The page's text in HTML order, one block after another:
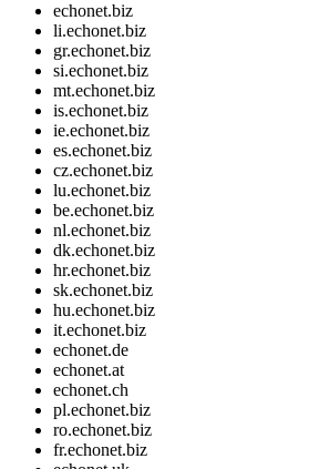
echonet.biz
li.echonet.biz
gr.echonet.biz
si.echonet.biz
mt.echonet.biz
is.echonet.biz
ie.echonet.biz
es.echonet.biz
cz.echonet.biz
lu.echonet.biz
be.echonet.biz
nl.echonet.biz
dk.echonet.biz
hr.echonet.biz
sk.echonet.biz
hu.echonet.biz
it.echonet.biz
echonet.de
echonet.at
echonet.ch
pl.echonet.biz
ro.echonet.biz
fr.echonet.biz